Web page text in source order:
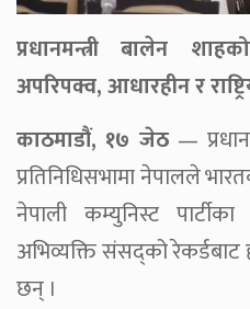
प्रधानमन्त्री बालेन
अपरिपक्व, आधारहीन र
काठमाडौं, १७ जेठ —
प्रतिनिधिसभामा नेपालले
नेपाली कम्युनिस्ट
अभिव्यक्ति संसद्को
छन् ।